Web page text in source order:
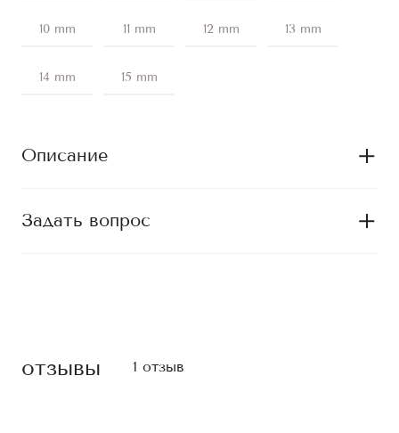
10 mm 11 mm 12 mm 13 mm
14 mm 15 mm
Описание
Задать вопрос
отзывы 1 отзыв